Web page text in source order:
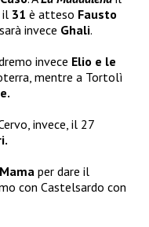
il 31 è atteso Fausto
invece Ghali.
invece Elio e le
mentre a Tortolì
invece, il 27
per dare il
con Castelsardo con